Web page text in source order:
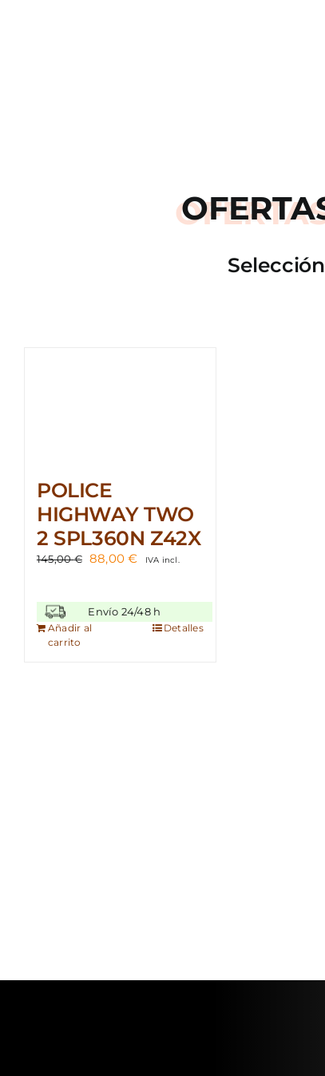
POLICE
HIGHWAY TWO
2 SPL360N Z42X
145,00€ El
era:
145,00 €.
88,00€El
es:
88,00 €.
IVA incl.
Envío 24/48 h
Añadir al
carrito
Detalles